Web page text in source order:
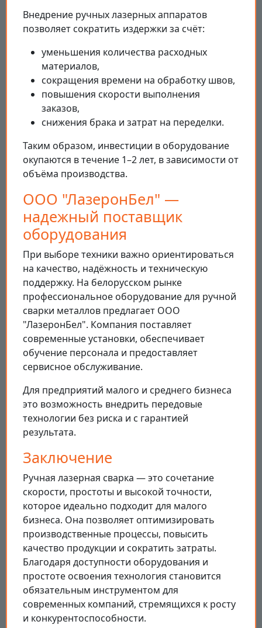
Внедрение ручных лазерных аппаратов
позволяет сократить издержки за счёт:
уменьшения количества расходных
материалов,
сокращения времени на обработку швов,
повышения скорости выполнения
заказов,
снижения брака и затрат на переделки.
Таким образом, инвестиции в оборудование
окупаются в течение 1–2 лет, в зависимости от
объёма производства.
ООО "ЛазеронБел" —
надежный поставщик
оборудования
При выборе техники важно ориентироваться
на качество, надёжность и техническую
поддержку. На белорусском рынке
профессиональное оборудование для ручной
сварки металлов предлагает ООО
"ЛазеронБел". Компания поставляет
современные установки, обеспечивает
обучение персонала и предоставляет
сервисное обслуживание.
Для предприятий малого и среднего бизнеса
это возможность внедрить передовые
технологии без риска и с гарантией
результата.
Заключение
Ручная лазерная сварка — это сочетание
скорости, простоты и высокой точности,
которое идеально подходит для малого
бизнеса. Она позволяет оптимизировать
производственные процессы, повысить
качество продукции и сократить затраты.
Благодаря доступности оборудования и
простоте освоения технология становится
обязательным инструментом для
современных компаний, стремящихся к росту
и конкурентоспособности.